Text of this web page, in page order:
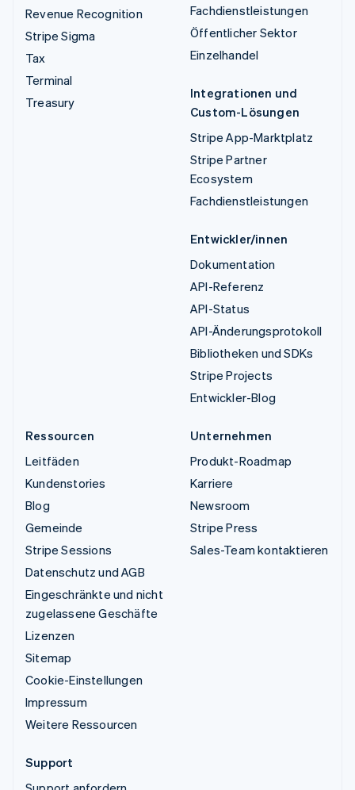
Revenue Recognition
Stripe Sigma
Tax
Terminal
Treasury
Fachdienstleistungen
Öffentlicher Sektor
Einzelhandel
Integrationen und
Custom-Lösungen
Stripe App-Marktplatz
Stripe Partner
Ecosystem
Fachdienstleistungen
Entwickler/innen
Dokumentation
API-Referenz
API-Status
API-Änderungsprotokoll
Bibliotheken und SDKs
Stripe Projects
Entwickler-Blog
Ressourcen
Leitfäden
Kundenstories
Blog
Gemeinde
Stripe Sessions
Datenschutz und AGB
Eingeschränkte und nicht
zugelassene Geschäfte
Lizenzen
Sitemap
Cookie-Einstellungen
Impressum
Weitere Ressourcen
Unternehmen
Produkt-Roadmap
Karriere
Newsroom
Stripe Press
Sales-Team kontaktieren
Support